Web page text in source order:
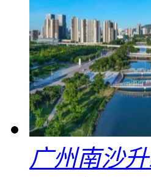
广州南沙